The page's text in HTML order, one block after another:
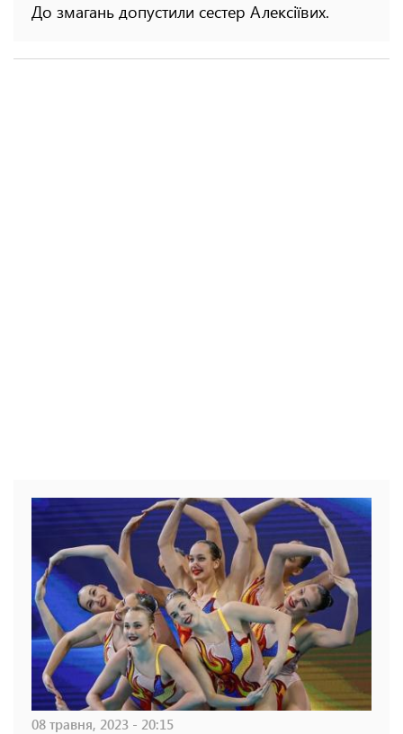
До змагань допустили сестер Алексіївих.
08 травня, 2023 - 20:15